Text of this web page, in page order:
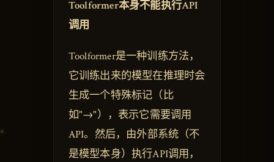
Toolformer本身不能执行API
调用
Toolformer是一种训练方法，
它训练出来的模型在推理时会
生成一个特殊标记（比
如"→"），表示它需要调用
API。然后，由外部系统（不
是模型本身）执行API调用，